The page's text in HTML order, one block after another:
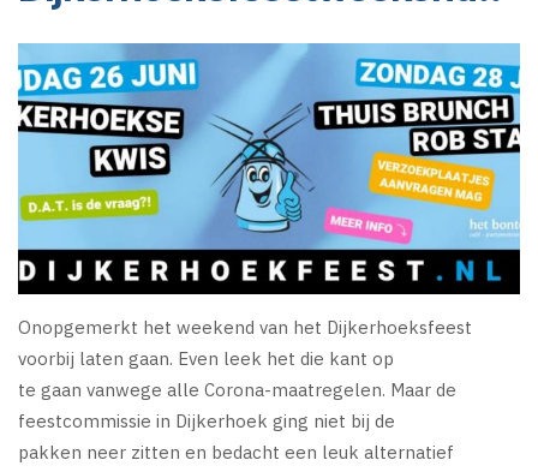
Onopgemerkt het weekend van het Dijkerhoeksfeest
voorbij laten gaan. Even leek het die kant op
te gaan vanwege alle Corona-maatregelen. Maar de
feestcommissie in Dijkerhoek ging niet bij de
pakken neer zitten en bedacht een leuk alternatief